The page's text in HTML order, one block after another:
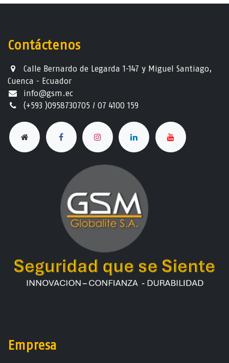
Contáctenos
Calle Bernardo de Legarda 1-147 y Miguel Santiago,
Cuenca - Ecuador
info@gsm.ec​
(+593 )0958730705 / 07 4100 159
Empresa